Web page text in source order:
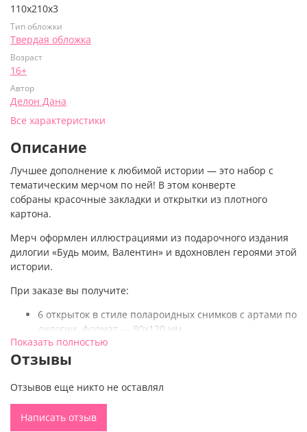
110х210х3
Тип обложки
Твердая обложка
Возраст
16+
Автор
Делон Дана
Все характеристики
Описание
Лучшее дополнение к любимой истории — это набор с
тематическим мерчом по ней! В этом конверте
собраны красочные закладки и открытки из плотного
картона.
Мерч оформлен иллюстрациями из подарочного издания
дилогии «Будь моим, Валентин» и вдохновлен героями этой
истории.
При заказе вы получите:
6 открыток в стиле полароидных снимков с артами по
дилогии, формат — 90х120 мм
2 двусторонние закладки с артами по дилогии
5 красочных открыток с иллюстрациями из
звездным напылением, формат — 105х168 мм
книголюба! Дарите яркий книжный мерч друзьям или
Показать полностью
Отзывы
Отзывов еще никто не оставлял
Написать отзыв